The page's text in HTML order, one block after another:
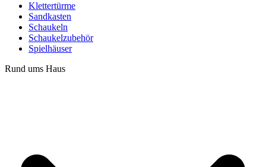
Klettertürme
Sandkasten
Schaukeln
Schaukelzubehör
Spielhäuser
Rund ums Haus